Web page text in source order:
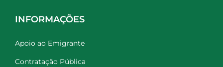
INFORMAÇÕES
Apoio ao Emigrante
Contratação Pública